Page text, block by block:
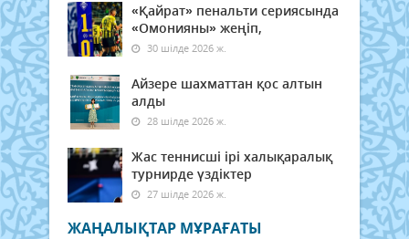
«Қайрат» пенальти сериясында
«Омонияны» жеңіп,
30 шілде 2026 ж.
Айзере шахматтан қос алтын
алды
28 шілде 2026 ж.
Жас теннисші ірі халықаралық
турнирде үздіктер
27 шілде 2026 ж.
ЖАҢАЛЫҚТАР МҰРАҒАТЫ